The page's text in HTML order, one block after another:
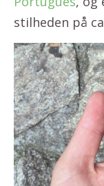
stilheden på